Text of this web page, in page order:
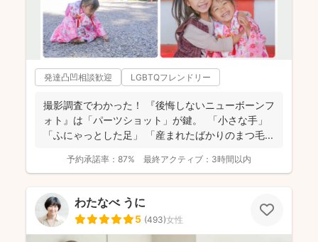
発達凸凹相談歓迎 LGBTQフレンドリー
撮影調査でわかった！ 『後悔しないニューボーンフ
ォト』は「パーツショット」が鍵。 「小さな手」
「ふにゃっとした足」 「産まれたばかりのまつ毛...
予約承諾率： 87% 最終アクティブ： 3時間以内
わたなべ うに
5 (493)女性